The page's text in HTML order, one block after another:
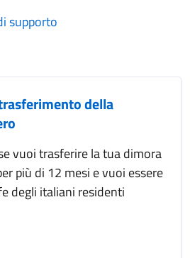
supporto
della
vuoi trasferire la tua dimora
più di 12 mesi e vuoi essere
degli italiani residenti